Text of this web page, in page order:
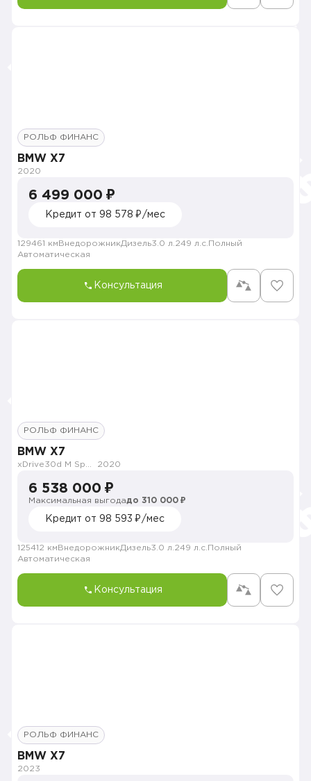
РОЛЬФ ФИНАНС
BMW X7
2020
6 499 000 ₽
Кредит от 98 578 ₽/мес
129461 км ВнедорожникДизель3.0 л. 249 л.с. Полный
Автоматическая
Консультация
РОЛЬФ ФИНАНС
BMW X7
2020
6 538 000 ₽
Максимальная выгодадо 310 000 ₽
Кредит от 98 593 ₽/мес
125412 км ВнедорожникДизель3.0 л. 249 л.с. Полный
Автоматическая
Консультация
РОЛЬФ ФИНАНС
BMW X7
2023